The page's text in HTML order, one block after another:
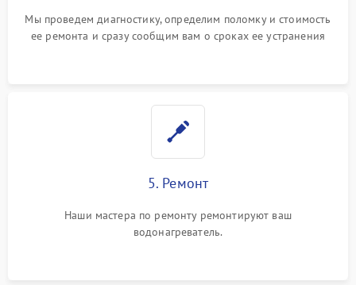
Мы проведем диагностику, определим поломку и стоимость
ее ремонта и сразу сообщим вам о сроках ее устранения
5. Ремонт
Наши мастера по ремонту ремонтируют ваш
водонагреватель.